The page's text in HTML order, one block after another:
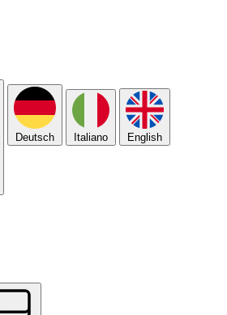
Deutsch Italiano English